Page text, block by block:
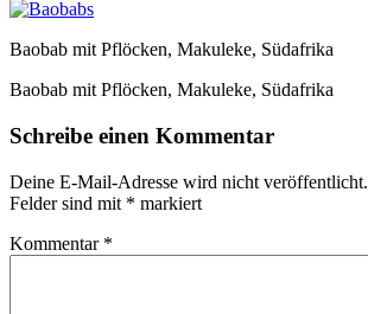
Baobab mit Pflöcken, Makuleke, Südafrika
Baobab mit Pflöcken, Makuleke, Südafrika
Schreibe einen Kommentar
Deine E-Mail-Adresse wird nicht veröffentlicht.
Felder sind mit * markiert
Kommentar *